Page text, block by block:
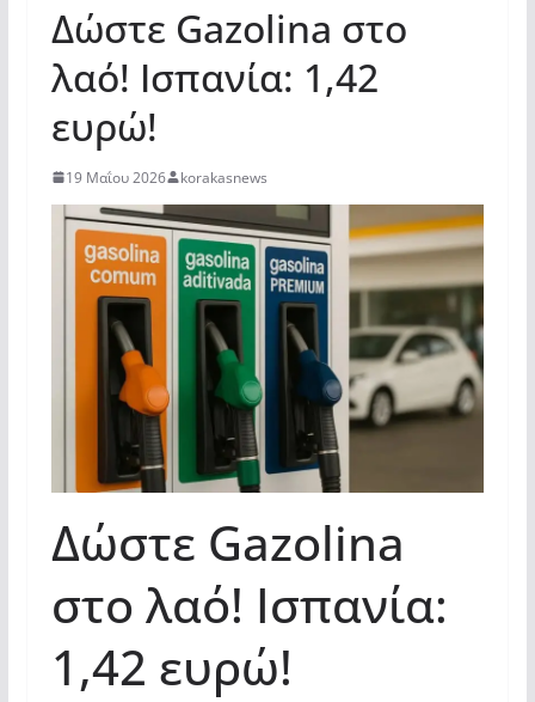
Δώστε Gazolina στο
λαό! Ισπανία: 1,42
ευρώ!
19 Μαΐου 2026 korakasnews
Δώστε Gazolina
στο λαό! Ισπανία:
1,42 ευρώ!